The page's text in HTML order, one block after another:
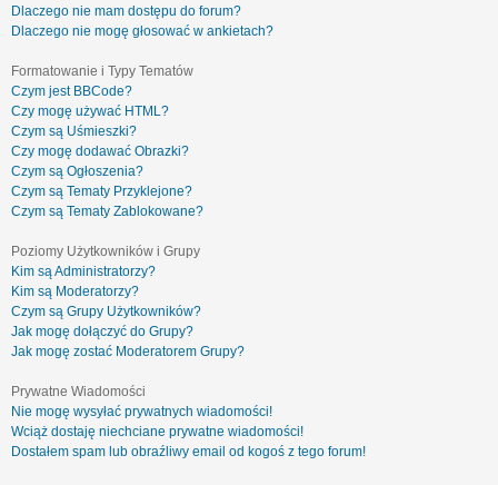
Dlaczego nie mam dostępu do forum?
Dlaczego nie mogę głosować w ankietach?
Formatowanie i Typy Tematów
Czym jest BBCode?
Czy mogę używać HTML?
Czym są Uśmieszki?
Czy mogę dodawać Obrazki?
Czym są Ogłoszenia?
Czym są Tematy Przyklejone?
Czym są Tematy Zablokowane?
Poziomy Użytkowników i Grupy
Kim są Administratorzy?
Kim są Moderatorzy?
Czym są Grupy Użytkowników?
Jak mogę dołączyć do Grupy?
Jak mogę zostać Moderatorem Grupy?
Prywatne Wiadomości
Nie mogę wysyłać prywatnych wiadomości!
Wciąż dostaję niechciane prywatne wiadomości!
Dostałem spam lub obraźliwy email od kogoś z tego forum!